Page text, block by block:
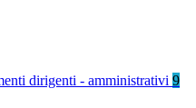
dirigenti - amministrativi 9